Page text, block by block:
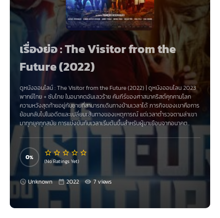
เรื่องย่อ : The Visitor from the
Future (2022)
ดูหนังออนไลน์:The Visitor from the Future (2022) |ดูหนังออนไลน 2023
พากย์ไทย + ซับไทย ในอนาคตอันเลวร้าย คัมภีร์ของศาสนาคริสต์คุกคามโลก
ความหวังสุดท้ายอยู่กับชายที่สามารถเดินทางข้ามเวลาได้ ภารกิจของเขาคือการ
ย้อนกลับไปในอดีตและเปลี่ยนเส้นทางของเหตุการณ์ แต่เวลาตำรวจตามล่าเขา
มาทุกยุคทุกสมัย การแข่งขันกับเวลาเริ่มต้นขึ้นสำหรับผู้มาเยือนจากอนาคต..
0 (No Ratings Yet)
Unknown 2022 7 views